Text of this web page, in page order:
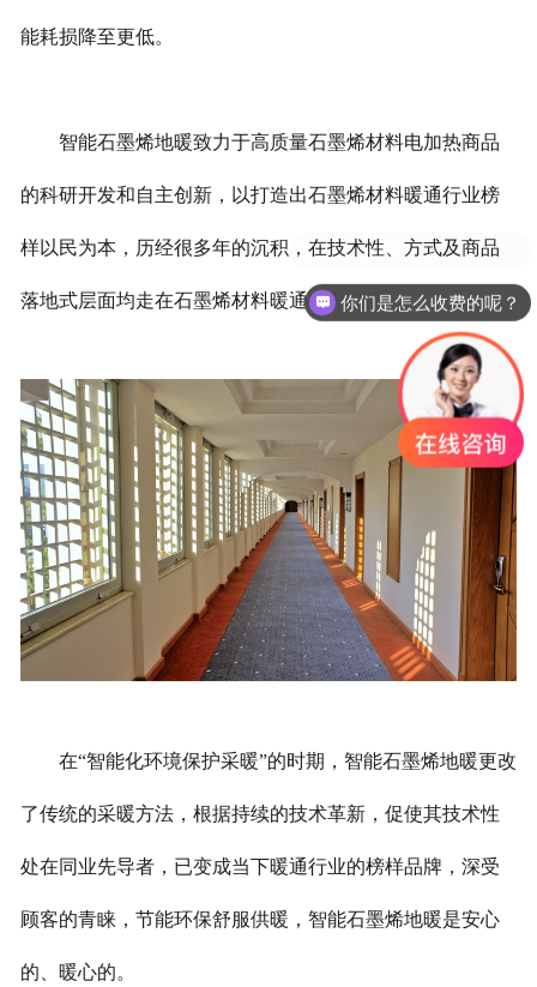
能耗损降至更低。
智能石墨烯地暖致力于高质量石墨烯材料电加热商品
的科研开发和自主创新，以打造出石墨烯材料暖通行业榜
样以民为本，历经很多年的沉积，在技术性、方式及商品
落地式层面均走在石墨烯材料暖通行业前端。
在“智能化环境保护采暖”的时期，智能石墨烯地暖更改
了传统的采暖方法，根据持续的技术革新，促使其技术性
处在同业先导者，已变成当下暖通行业的榜样品牌，深受
顾客的青睐，节能环保舒服供暖，智能石墨烯地暖是安心
的、暖心的。
你们是怎么收费的呢？